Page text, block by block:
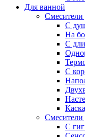
Для ванной
Смесители
С
На
С
С
Смесители
С